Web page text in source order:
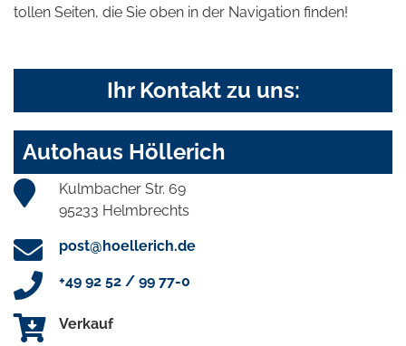
tollen Seiten, die Sie oben in der Navigation finden!
Ihr Kontakt zu uns:
Autohaus Höllerich
Kulmbacher Str. 69
95233 Helmbrechts
post@hoellerich.de
+49 92 52 / 99 77-0
Verkauf